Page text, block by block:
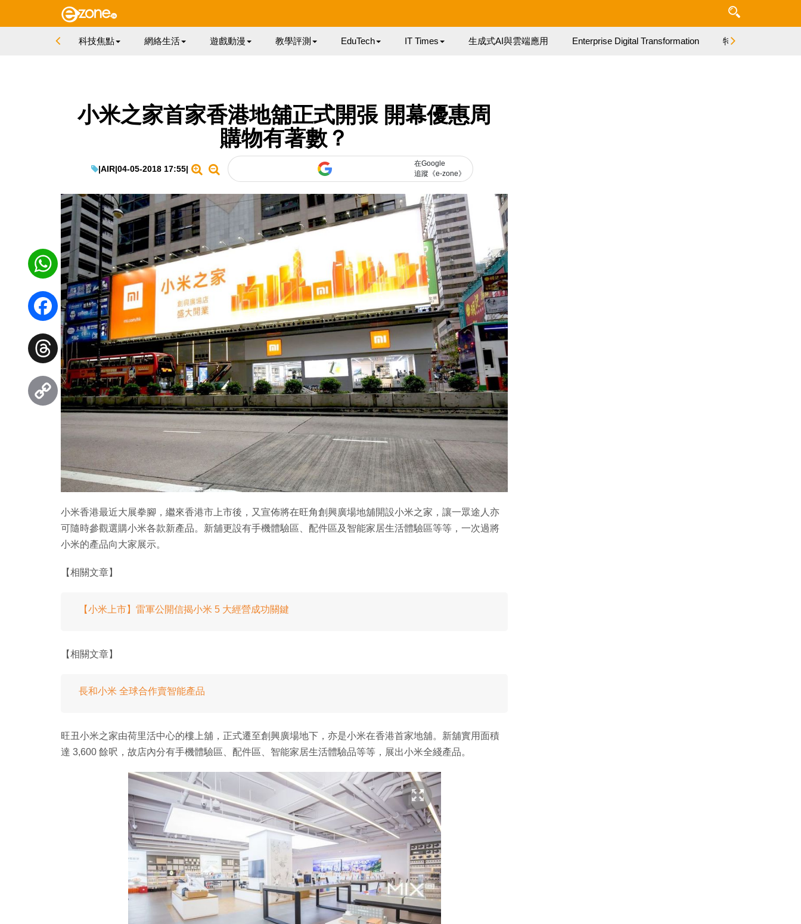
科技焦點 網絡生活 遊戲動漫 教學評測 EduTech IT Times 生成式AI與雲端應用 Enterprise Digital Transformation 特集
小米之家首家香港地舖正式開張 開幕優惠周
購物有著數？
|AIR|04-05-2018 17:55|
在Google
追蹤《e-zone》
小米香港最近大展拳腳，繼來香港市上市後，又宣佈將在旺角創興廣場地舖開設小米之家，讓一眾途人亦
可隨時參觀選購小米各款新產品。新舖更設有手機體驗區、配件區及智能家居生活體驗區等等，一次過將
小米的產品向大家展示。
【相關文章】
【小米上市】雷軍公開信揭小米 5 大經營成功關鍵
【相關文章】
長和小米 全球合作賣智能產品
旺丑小米之家由荷里活中心的樓上舖，正式遷至創興廣場地下，亦是小米在香港首家地舖。新舖實用面積
達 3,600 餘呎，故店內分有手機體驗區、配件區、智能家居生活體驗品等等，展出小米全綫產品。
WhatsApp
Facebook
Threads
Copy